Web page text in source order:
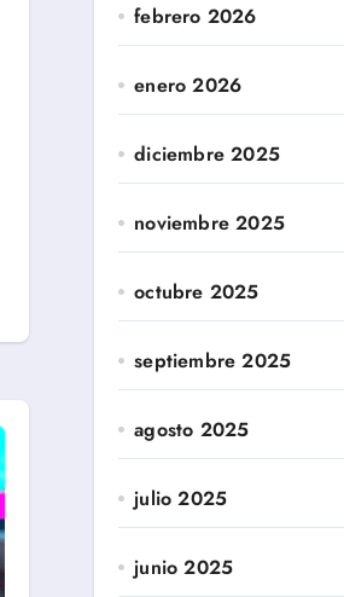
febrero 2026
enero 2026
diciembre 2025
noviembre 2025
octubre 2025
septiembre 2025
agosto 2025
julio 2025
junio 2025